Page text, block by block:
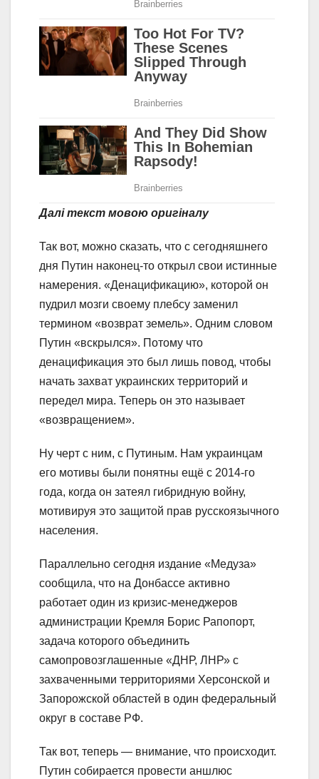
Далі текст мовою оригіналу
Так вот, можно сказать, что с сегодняшнего
дня Путин наконец-то открыл свои истинные
намерения. «Денацификацию», которой он
пудрил мозги своему плебсу заменил
термином «возврат земель». Одним словом
Путин «вскрылся». Потому что
денацификация это был лишь повод, чтобы
начать захват украинских территорий и
передел мира. Теперь он это называет
«возвращением».
Ну черт с ним, с Путиным. Нам украинцам
его мотивы были понятны ещё с 2014-го
года, когда он затеял гибридную войну,
мотивируя это защитой прав русскоязычного
населения.
Параллельно сегодня издание «Медуза»
сообщила, что на Донбассе активно
работает один из кризис-менеджеров
администрации Кремля Борис Рапопорт,
задача которого объединить
самопровозглашенные «ДНР, ЛНР» с
захваченными территориями Херсонской и
Запорожской областей в один федеральный
округ в составе РФ.
Так вот, теперь — внимание, что происходит.
Путин собирается провести аншлюс